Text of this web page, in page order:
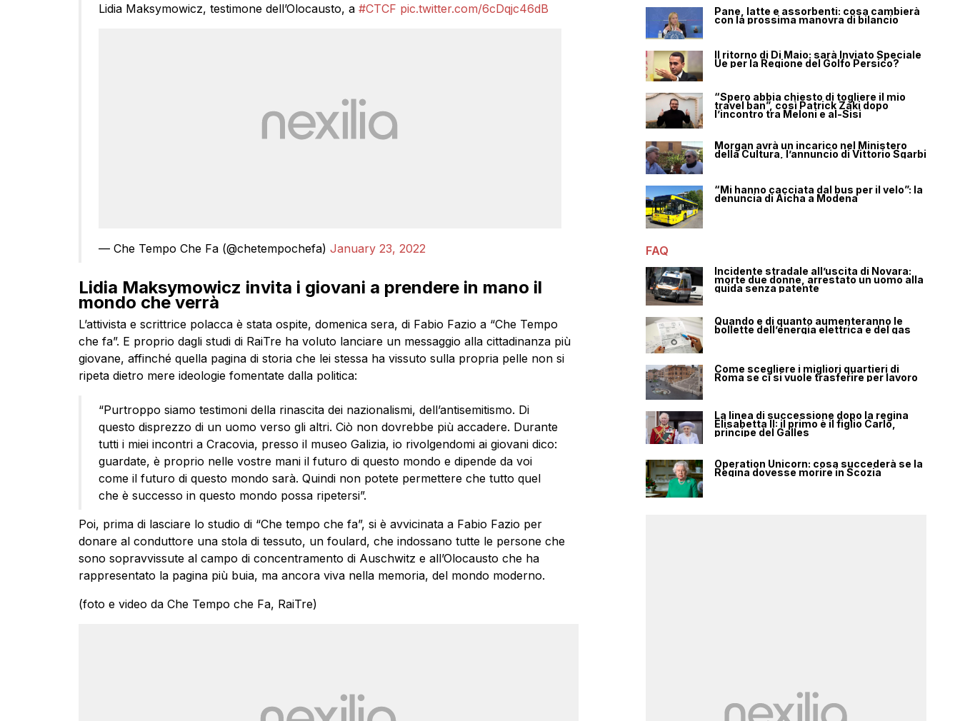
Lidia Maksymowicz, testimone dell’Olocausto, a #CTCF pic.twitter.com/6cDqjc46dB
— Che Tempo Che Fa (@chetempochefa) January 23, 2022
Lidia Maksymowicz invita i giovani a prendere in mano il
mondo che verrà
L’attivista e scrittrice polacca è stata ospite, domenica sera, di Fabio Fazio a “Che Tempo
che fa”. E proprio dagli studi di RaiTre ha voluto lanciare un messaggio alla cittadinanza più
giovane, affinché quella pagina di storia che lei stessa ha vissuto sulla propria pelle non si
ripeta dietro mere ideologie fomentate dalla politica:
“Purtroppo siamo testimoni della rinascita dei nazionalismi, dell’antisemitismo. Di
questo disprezzo di un uomo verso gli altri. Ciò non dovrebbe più accadere. Durante
tutti i miei incontri a Cracovia, presso il museo Galizia, io rivolgendomi ai giovani dico:
guardate, è proprio nelle vostre mani il futuro di questo mondo e dipende da voi
come il futuro di questo mondo sarà. Quindi non potete permettere che tutto quel
che è successo in questo mondo possa ripetersi”.
Poi, prima di lasciare lo studio di “Che tempo che fa”, si è avvicinata a Fabio Fazio per
donare al conduttore una stola di tessuto, un foulard, che indossano tutte le persone che
sono sopravvissute al campo di concentramento di Auschwitz e all’Olocausto che ha
rappresentato la pagina più buia, ma ancora viva nella memoria, del mondo moderno.
(foto e video da Che Tempo che Fa, RaiTre)
Pane, latte e assorbenti: cosa cambierà
con la prossima manovra di bilancio
Il ritorno di Di Maio: sarà Inviato Speciale
Ue per la Regione del Golfo Persico?
“Spero abbia chiesto di togliere il mio
travel ban”, così Patrick Zaki dopo
l’incontro tra Meloni e al-Sisi
Morgan avrà un incarico nel Ministero
della Cultura, l’annuncio di Vittorio Sgarbi
“Mi hanno cacciata dal bus per il velo”: la
denuncia di Aicha a Modena
FAQ
Incidente stradale all’uscita di Novara:
morte due donne, arrestato un uomo alla
guida senza patente
Quando e di quanto aumenteranno le
bollette dell’energia elettrica e del gas
Come scegliere i migliori quartieri di
Roma se ci si vuole trasferire per lavoro
La linea di successione dopo la regina
Elisabetta II: il primo è il figlio Carlo,
principe del Galles
Operation Unicorn: cosa succederà se la
Regina dovesse morire in Scozia